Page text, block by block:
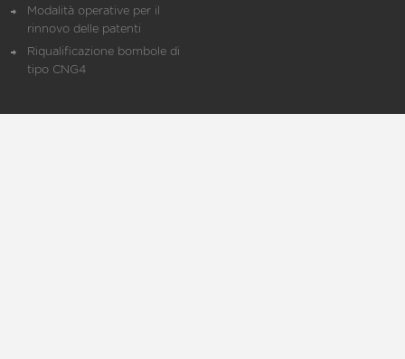
Modalità operative per il
rinnovo delle patenti
Riqualificazione bombole di
tipo CNG4